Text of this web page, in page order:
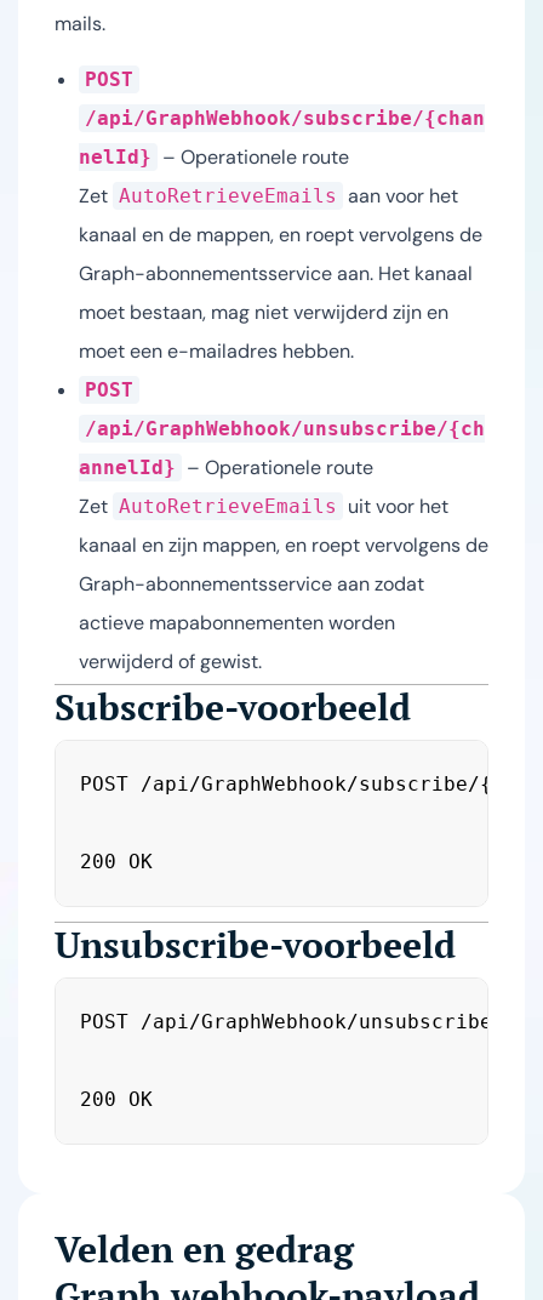
mails.
POST
/api/GraphWebhook/subscribe/{chan
nelId} – Operationele route
Zet AutoRetrieveEmails aan voor het
kanaal en de mappen, en roept vervolgens de
Graph-abonnementsservice aan. Het kanaal
moet bestaan, mag niet verwijderd zijn en
moet een e-mailadres hebben.
POST
/api/GraphWebhook/unsubscribe/{ch
annelId} – Operationele route
Zet AutoRetrieveEmails
uit voor het
kanaal en zijn mappen, en roept vervolgens de
Graph-abonnementsservice aan zodat
actieve mapabonnementen worden
verwijderd of gewist.
Subscribe-voorbeeld
POST /api/GraphWebhook/subscribe/
200 OK
Unsubscribe-voorbeeld
POST /api/GraphWebhook/unsubscribe/
200 OK
Velden en gedrag